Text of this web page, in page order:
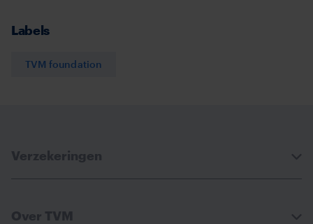
Labels
TVM foundation
Verzekeringen
Over TVM